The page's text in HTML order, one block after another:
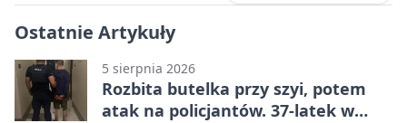
Ostatnie Artykuły
5 sierpnia 2026
Rozbita butelka przy szyi, potem
atak na policjantów. 37-latek w